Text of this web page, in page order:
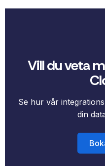
Vill du veta
Se hur vår
din